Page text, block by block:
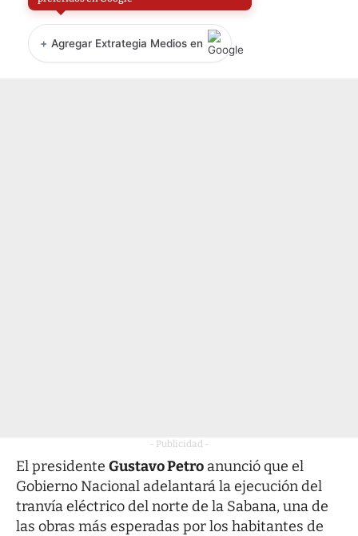
+ Agregar Extrategia Medios en
- Publicidad -
El presidente Gustavo Petro anunció que el
Gobierno Nacional adelantará la ejecución del
tranvía eléctrico del norte de la Sabana, una de
las obras más esperadas por los habitantes de